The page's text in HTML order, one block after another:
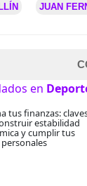
JUAN
en
tus finanzas:
estabilidad
y cumplir tus